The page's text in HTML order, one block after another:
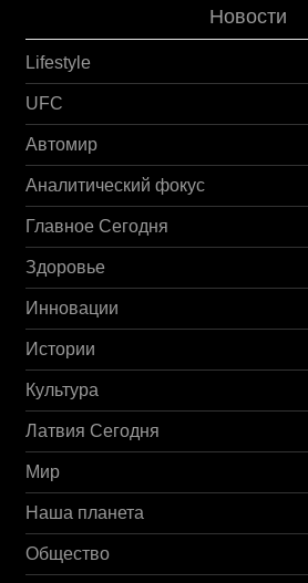
Новости
Lifestyle
UFC
Автомир
Аналитический фокус
Главное Сегодня
Здоровье
Инновации
Истории
Культура
Латвия Сегодня
Мир
Наша планета
Общество